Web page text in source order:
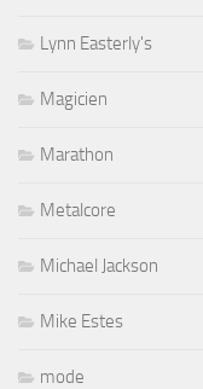
Lynn Easterly's
Magicien
Marathon
Metalcore
Michael Jackson
Mike Estes
mode